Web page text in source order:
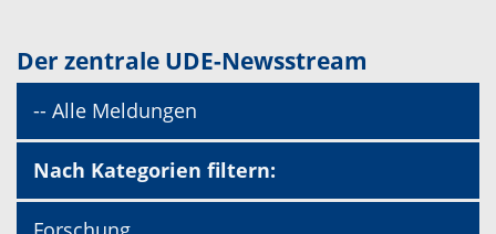
Der zentrale UDE-Newsstream
-- Alle Meldungen
Nach Kategorien filtern: